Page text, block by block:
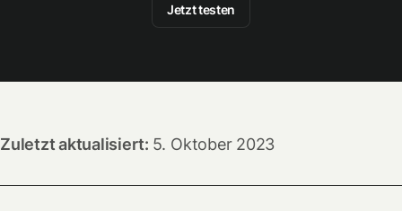
Jetzt testen
Zuletzt aktualisiert: 5. Oktober 2023